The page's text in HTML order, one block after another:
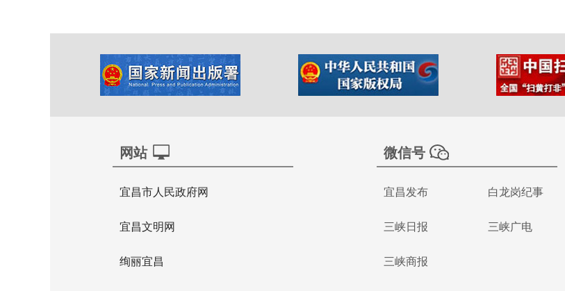
网站
宜昌市人民政府网
宜昌文明网
绚丽宜昌
微信号
宜昌发布 白龙岗纪事
三峡日报 三峡广电
三峡商报